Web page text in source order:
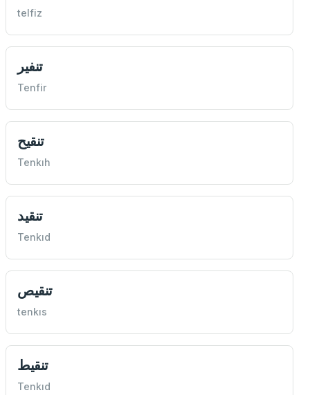
telfiz
تنفير
Tenfir
تنقيح
Tenkıh
تنقيد
Tenkıd
تنقيص
tenkıs
تنقيط
Tenkıd